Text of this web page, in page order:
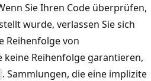
Sie Ihren Code überprüfen,
wurde, verlassen Sie sich
Reihenfolge von
Reihenfolge garantieren,
. Sammlungen, die eine implizite